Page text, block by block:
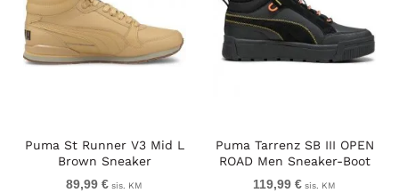
Puma St Runner V3 Mid L
Brown Sneaker
89,99 € sis. KM
Puma Tarrenz SB III OPEN
ROAD Men Sneaker-Boot
Hybrid Black
119,99 € sis. KM